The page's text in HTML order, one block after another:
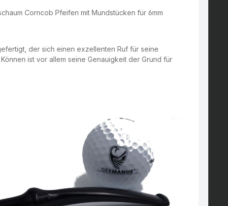
Corncob Pfeifen mit Mundstücken für 6mm
der sich einen exzellenten Ruf für seine
ist vor allem seine Genauigkeit der Grund für